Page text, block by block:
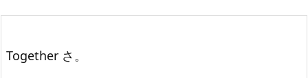
Together さ。